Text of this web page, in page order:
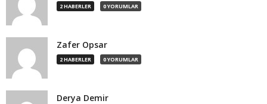
2 HABERLER 0 YORUMLAR
Zafer Opsar
2 HABERLER 0 YORUMLAR
Derya Demir